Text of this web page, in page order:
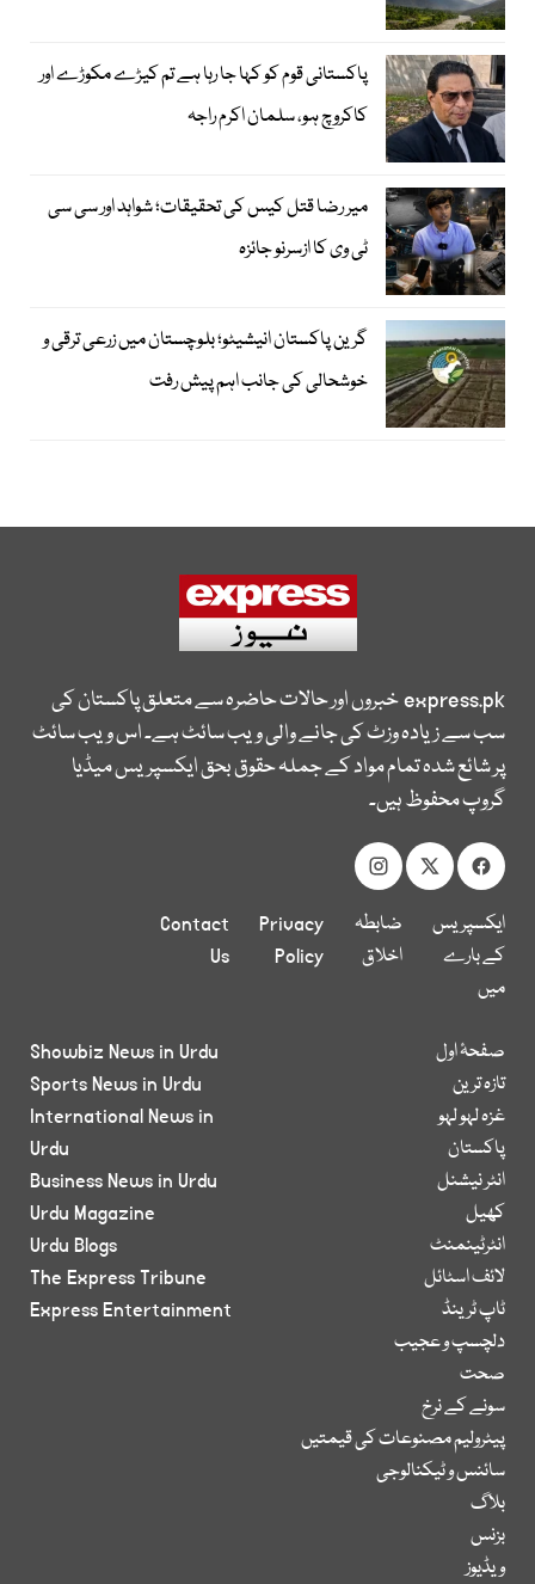
پاکستانی قوم کو کہا جا رہا ہے تم کیڑے مکوڑے اور
کاکروچ ہو، سلمان اکرم راجہ
میر رضا قتل کیس کی تحقیقات؛ شواہد اور سی سی
ٹی وی کا ازسرنو جائزہ
گرین پاکستان انیشیٹو؛ بلوچستان میں زرعی ترقی و
خوشحالی کی جانب اہم پیش رفت
express.pkخبروں اور حالات حاضرہ سے متعلق پاکستان کی
سب سے زیادہ وزٹ کی جانے والی ویب سائٹ ہے۔ اس ویب سائٹ
پر شائع شدہ تمام مواد کے جملہ حقوق بحق ایکسپریس میڈیا
گروپ محفوظ ہیں۔
ایکسپریس
کے بارے
میں
ضابطہ
اخلاق
Privacy
Policy
Contact
Us
صفحۂ اول
تازہ ترین
غزہ لہو لہو
پاکستان
انٹر نیشنل
کھیل
انٹرٹینمنٹ
لائف اسٹائل
ٹاپ ٹرینڈ
دلچسپ و عجیب
صحت
سونے کے نرخ
پیٹرولیم مصنوعات کی قیمتیں
سائنس و ٹیکنالوجی
بلاگ
بزنس
ویڈیوز
Showbiz News in Urdu
Sports News in Urdu
International News in
Urdu
Business News in Urdu
Urdu Magazine
Urdu Blogs
The Express Tribune
Express Entertainment